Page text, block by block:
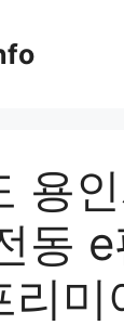
용
동
리미